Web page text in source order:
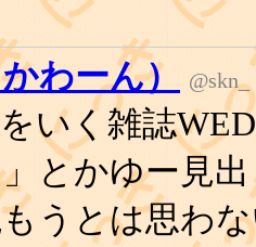
わーん）
@skn_
いく雑誌
とかゆー見
うとは思わ